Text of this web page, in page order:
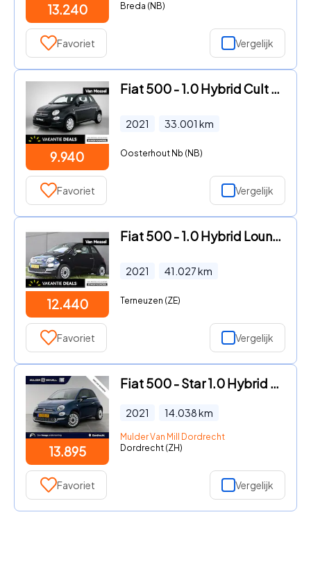
13.240 Breda (NB)
Favoriet Vergelijk
9.940
Fiat 500 - 1.0 Hybrid Cult | Airco | Elektrische ramen | Zuinig! | te F
2021 33.001 km
Oosterhout Nb (NB)
Favoriet Vergelijk
12.440
Fiat 500 - 1.0 Hybrid Lounge Fiat Fiat 500
2021 41.027km
Terneuzen (ZE)
Favoriet Vergelijk
13.895
Fiat 500 - Star 1.0 Hybrid 70pk | PANODAK | SPORTSTOELEN | DAB+ | DIGIT
2021 14.038km
Mulder Van Mill Dordrecht
Dordrecht (ZH)
Favoriet Vergelijk